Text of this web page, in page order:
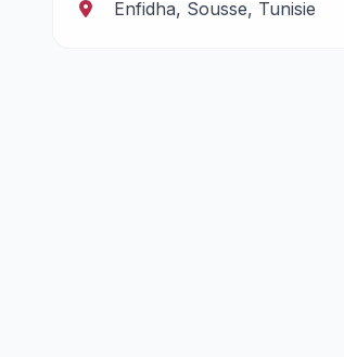
Enfidha, Sousse, Tunisie